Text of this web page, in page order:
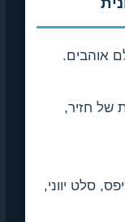
אוהבים.
של חזיר,
סלט יווני,